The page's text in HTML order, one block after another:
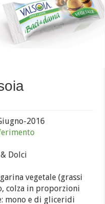
2016
Dolci
vegetale (grassi
colza in proporzioni
mono e di gliceridi